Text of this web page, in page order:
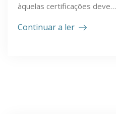
àquelas certificações deve…
Continuar a ler